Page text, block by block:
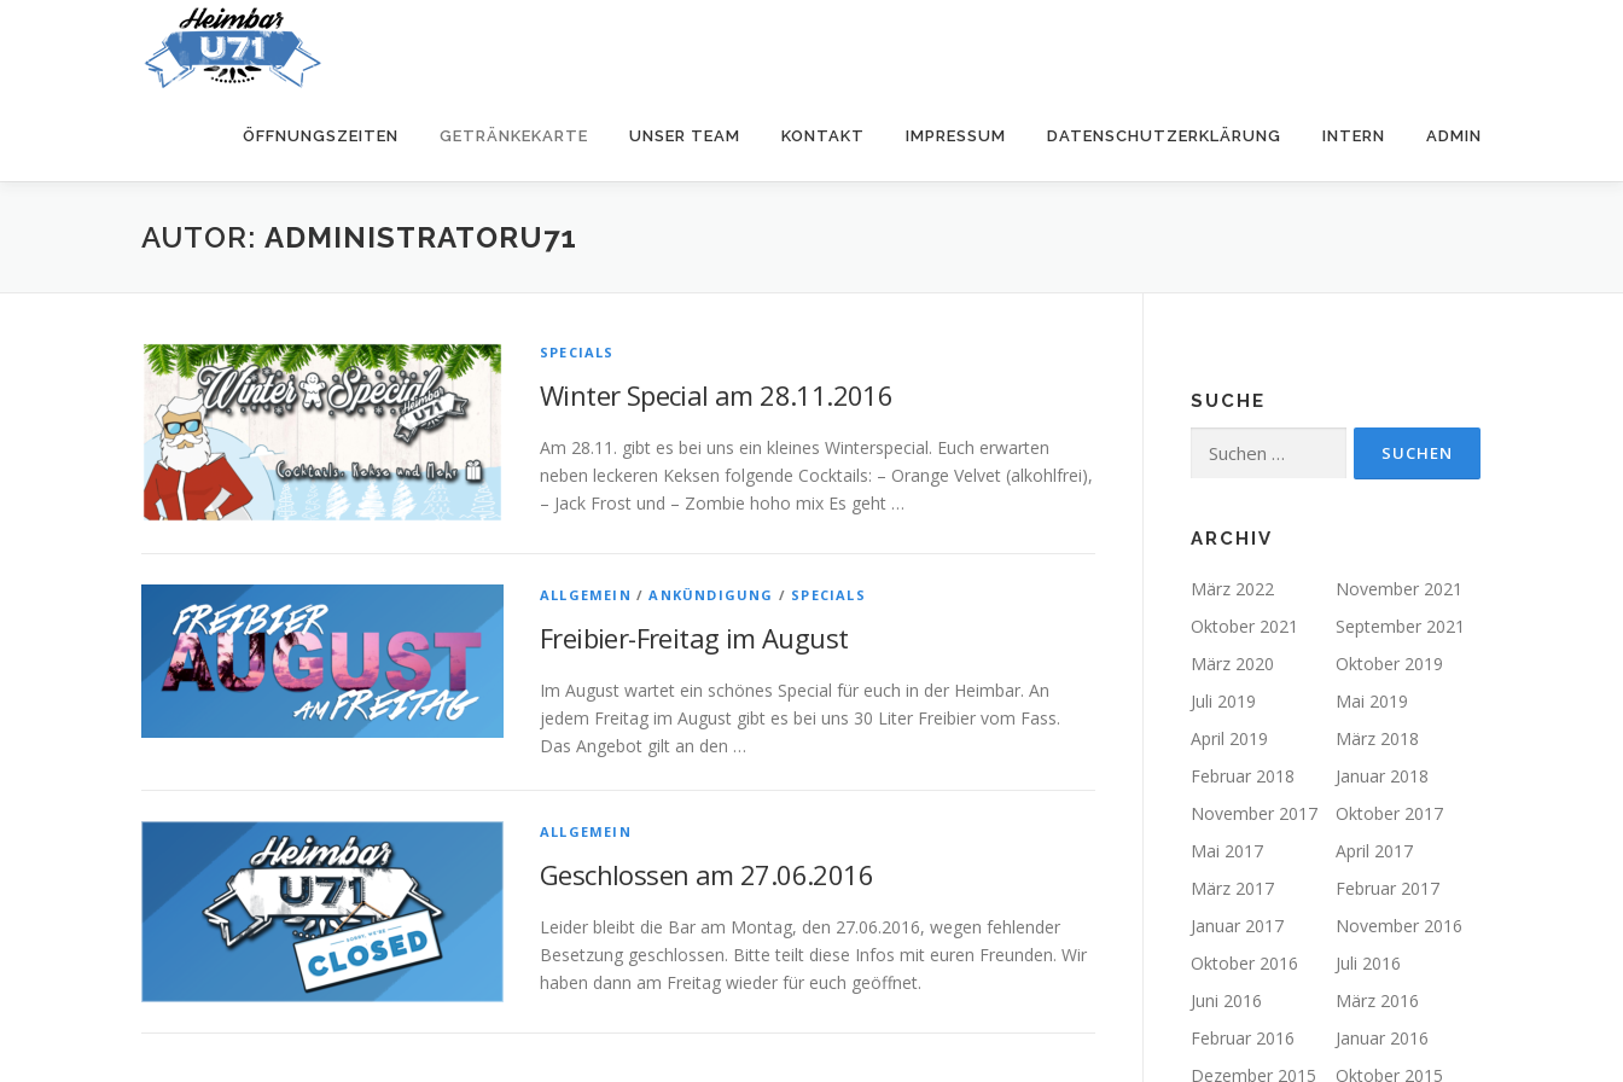
ÖFFNUNGSZEITEN GETRÄNKEKARTE UNSER TEAM KONTAKT IMPRESSUM DATENSCHUTZERKLÄRUNG INTERN ADMIN
AUTOR: ADMINISTRATORU71
SPECIALS
Winter Special am 28.11.2016
Am 28.11. gibt es bei uns ein kleines Winterspecial. Euch erwarten
neben leckeren Keksen folgende Cocktails: – Orange Velvet (alkohlfrei),
– Jack Frost und – Zombie hoho mix Es geht …
ALLGEMEIN /ANKÜNDIGUNG / SPECIALS
Freibier-Freitag im August
Im August wartet ein schönes Special für euch in der Heimbar. An
jedem Freitag im August gibt es bei uns 30 Liter Freibier vom Fass.
Das Angebot gilt an den …
ALLGEMEIN
Geschlossen am 27.06.2016
Leider bleibt die Bar am Montag, den 27.06.2016, wegen fehlender
Besetzung geschlossen. Bitte teilt diese Infos mit euren Freunden. Wir
haben dann am Freitag wieder für euch geöffnet.
SUCHE
nach:
ARCHIV
März 2022
November 2021
Oktober 2021
September 2021
März 2020
Oktober 2019
Juli 2019
Mai 2019
April 2019
März 2018
Februar 2018
Januar 2018
November 2017
Oktober 2017
Mai 2017
April 2017
März 2017
Februar 2017
Januar 2017
November 2016
Oktober 2016
Juli 2016
Juni 2016
März 2016
Februar 2016
Januar 2016
Dezember 2015
Oktober 2015